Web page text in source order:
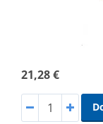
21,28 €